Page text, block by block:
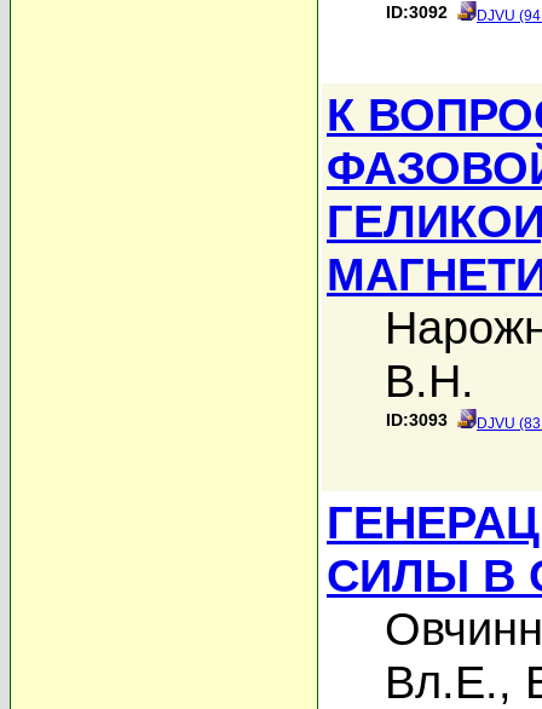
ID:3092 DJVU
К
В.Н.
ID:3093 DJVU
СИЛЫ В
Вл.Е.,